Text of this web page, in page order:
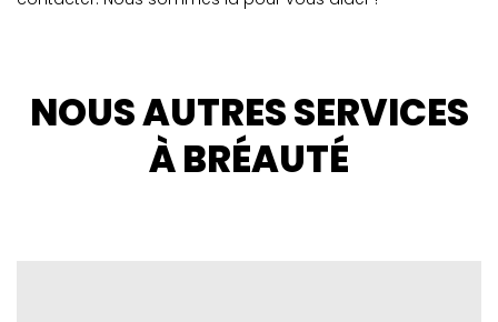
NOUS AUTRES SERVICES
À BRÉAUTÉ